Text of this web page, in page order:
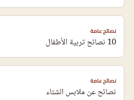
نصائح عامة
10 نصائح تربية الأطفال
نصائح عامة
نصائح عن ملابس الشتاء